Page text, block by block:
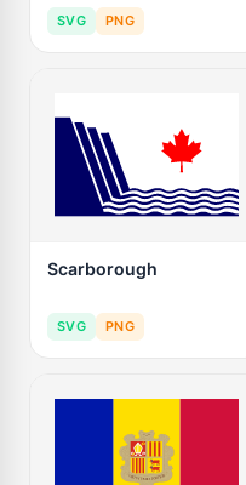
SVG PNG
Scarborough
SVG PNG